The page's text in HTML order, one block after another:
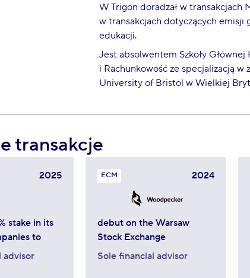
W Trigon doradzał w transakcjach
w transakcjach dotyczących emisji
edukacji.
Jest absolwentem Szkoły
i Rachunkowość ze specjalizacją w
University of Bristol w Wielkiej
transakcje
2025
stake in its
to
advisor
ECM 2024
debut on the Warsaw
Stock Exchange
Sole financial advisor